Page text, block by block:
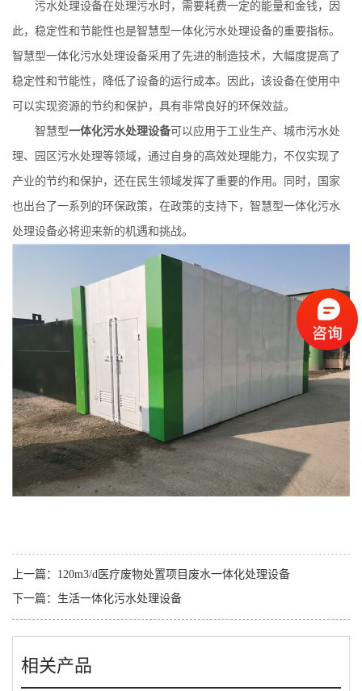
污水处理设备在处理污水时，需要耗费一定的能量和金钱，因
此，稳定性和节能性也是智慧型一体化污水处理设备的重要指标。
智慧型一体化污水处理设备采用了先进的制造技术，大幅度提高了
稳定性和节能性，降低了设备的运行成本。因此，该设备在使用中
可以实现资源的节约和保护，具有非常良好的环保效益。
智慧型一体化污水处理设备可以应用于工业生产、城市污水处
理、园区污水处理等领域，通过自身的高效处理能力，不仅实现了
产业的节约和保护，还在民生领域发挥了重要的作用。同时，国家
也出台了一系列的环保政策，在政策的支持下，智慧型一体化污水
处理设备必将迎来新的机遇和挑战。
上一篇： 120m3/d医疗废物处置项目废水一体化处理设备
下一篇： 生活一体化污水处理设备
相关产品